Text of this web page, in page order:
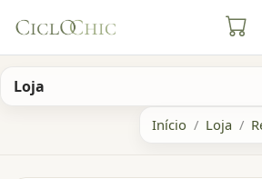
Loja
Início Loja